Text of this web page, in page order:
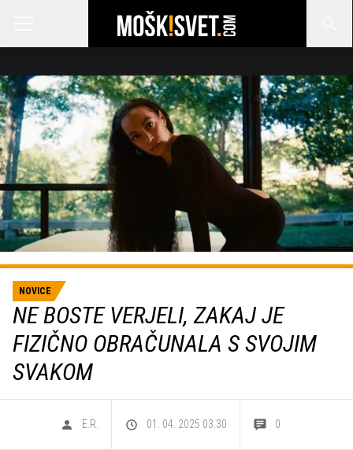
NOVICE
NE BOSTE VERJELI, ZAKAJ JE
FIZIČNO OBRAČUNALA S SVOJIM
SVAKOM
E.R. 01. 04. 2025 03.30 0